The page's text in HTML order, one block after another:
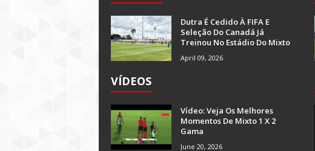
Dutra É Cedido À FIFA E
Seleção Do Canadá Já
Treinou No Estádio Do Mixto
April 09, 2026
VÍDEOS
Vídeo: Veja Os Melhores
Momentos De Mixto 1 X 2
Gama
June 20, 2026